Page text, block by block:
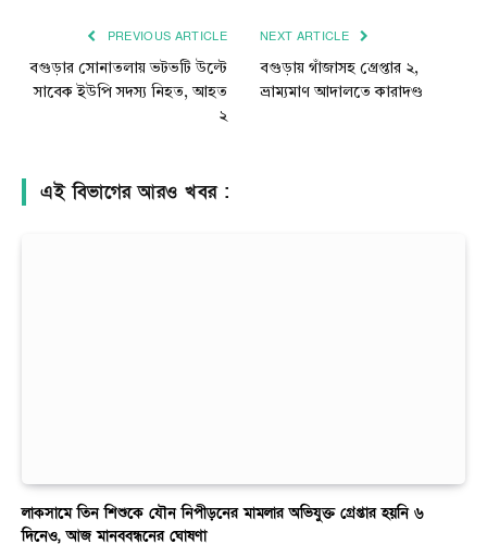
PREVIOUS ARTICLE
বগুড়ার সোনাতলায় ভটভটি উল্টে
সাবেক ইউপি সদস্য নিহত, আহত
২
NEXT ARTICLE
বগুড়ায় গাঁজাসহ গ্রেপ্তার ২,
ভ্রাম্যমাণ আদালতে কারাদণ্ড
এই বিভাগের আরও খবর :
লাকসামে তিন শিশুকে যৌন নিপীড়নের মামলার অভিযুক্ত গ্রেপ্তার হয়নি ৬
দিনেও, আজ মানববন্ধনের ঘোষণা